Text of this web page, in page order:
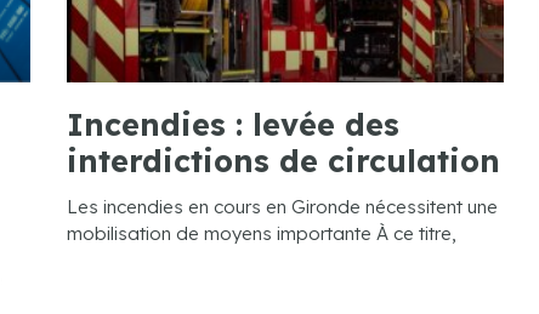
Incendies : levée des
interdictions de circulation
Les incendies en cours en Gironde nécessitent une
mobilisation de moyens importante À ce titre,